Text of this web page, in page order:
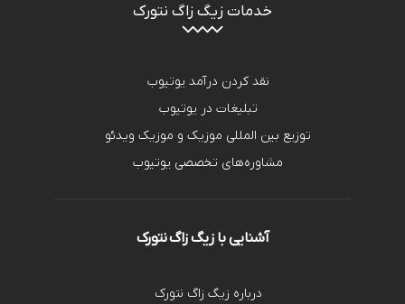
خدمات زیگ زاگ نتورک
نقد کردن درآمد یوتیوب
تبلیغات در یوتیوب
توزیع بین المللی موزیک و موزیک ویدئو
مشاوره‌های تخصصی یوتیوب
آشنایی با زیگ زاگ نتورک
درباره زیگ زاگ نتورک